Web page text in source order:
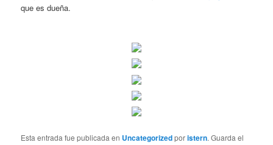
que es dueña.
Esta entrada fue publicada en Uncategorizedporistern. Guarda el